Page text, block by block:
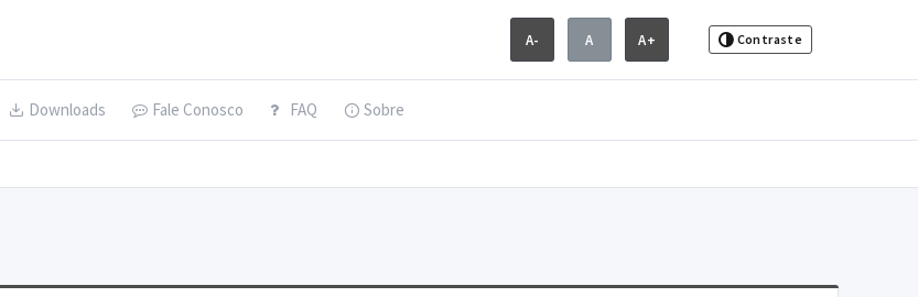
A- A A+ Contraste
Downloads Fale Conosco FAQ Sobre